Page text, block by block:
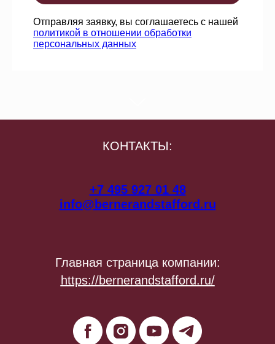
Отправляя заявку, вы соглашаетесь с нашей
политикой в отношении обработки
персональных данных
КОНТАКТЫ:
+7 495 927 01 48
info@bernerandstafford.ru
Главная страница компании:
https://bernerandstafford.ru/